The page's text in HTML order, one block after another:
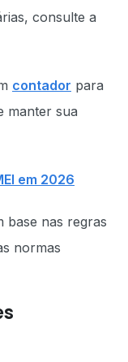
consulte a
contador para
manter sua
em 2026
base nas regras
normas